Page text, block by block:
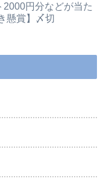
2000円分などが当た
懸賞】〆切